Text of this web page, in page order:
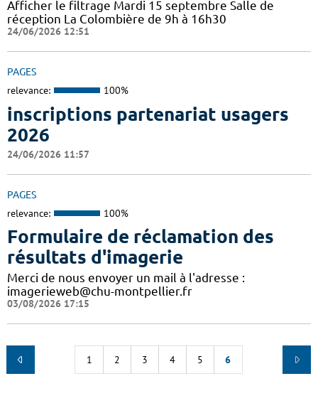
Afficher le filtrage Mardi 15 septembre Salle de
réception La Colombière de 9h à 16h30
24/06/2026 12:51
PAGES
relevance: 100%
inscriptions partenariat usagers
2026
24/06/2026 11:57
PAGES
relevance: 100%
Formulaire de réclamation des
résultats d'imagerie
Merci de nous envoyer un mail à l'adresse :
imagerieweb@chu-montpellier.fr
03/08/2026 17:15
1 2 3 4 5 6